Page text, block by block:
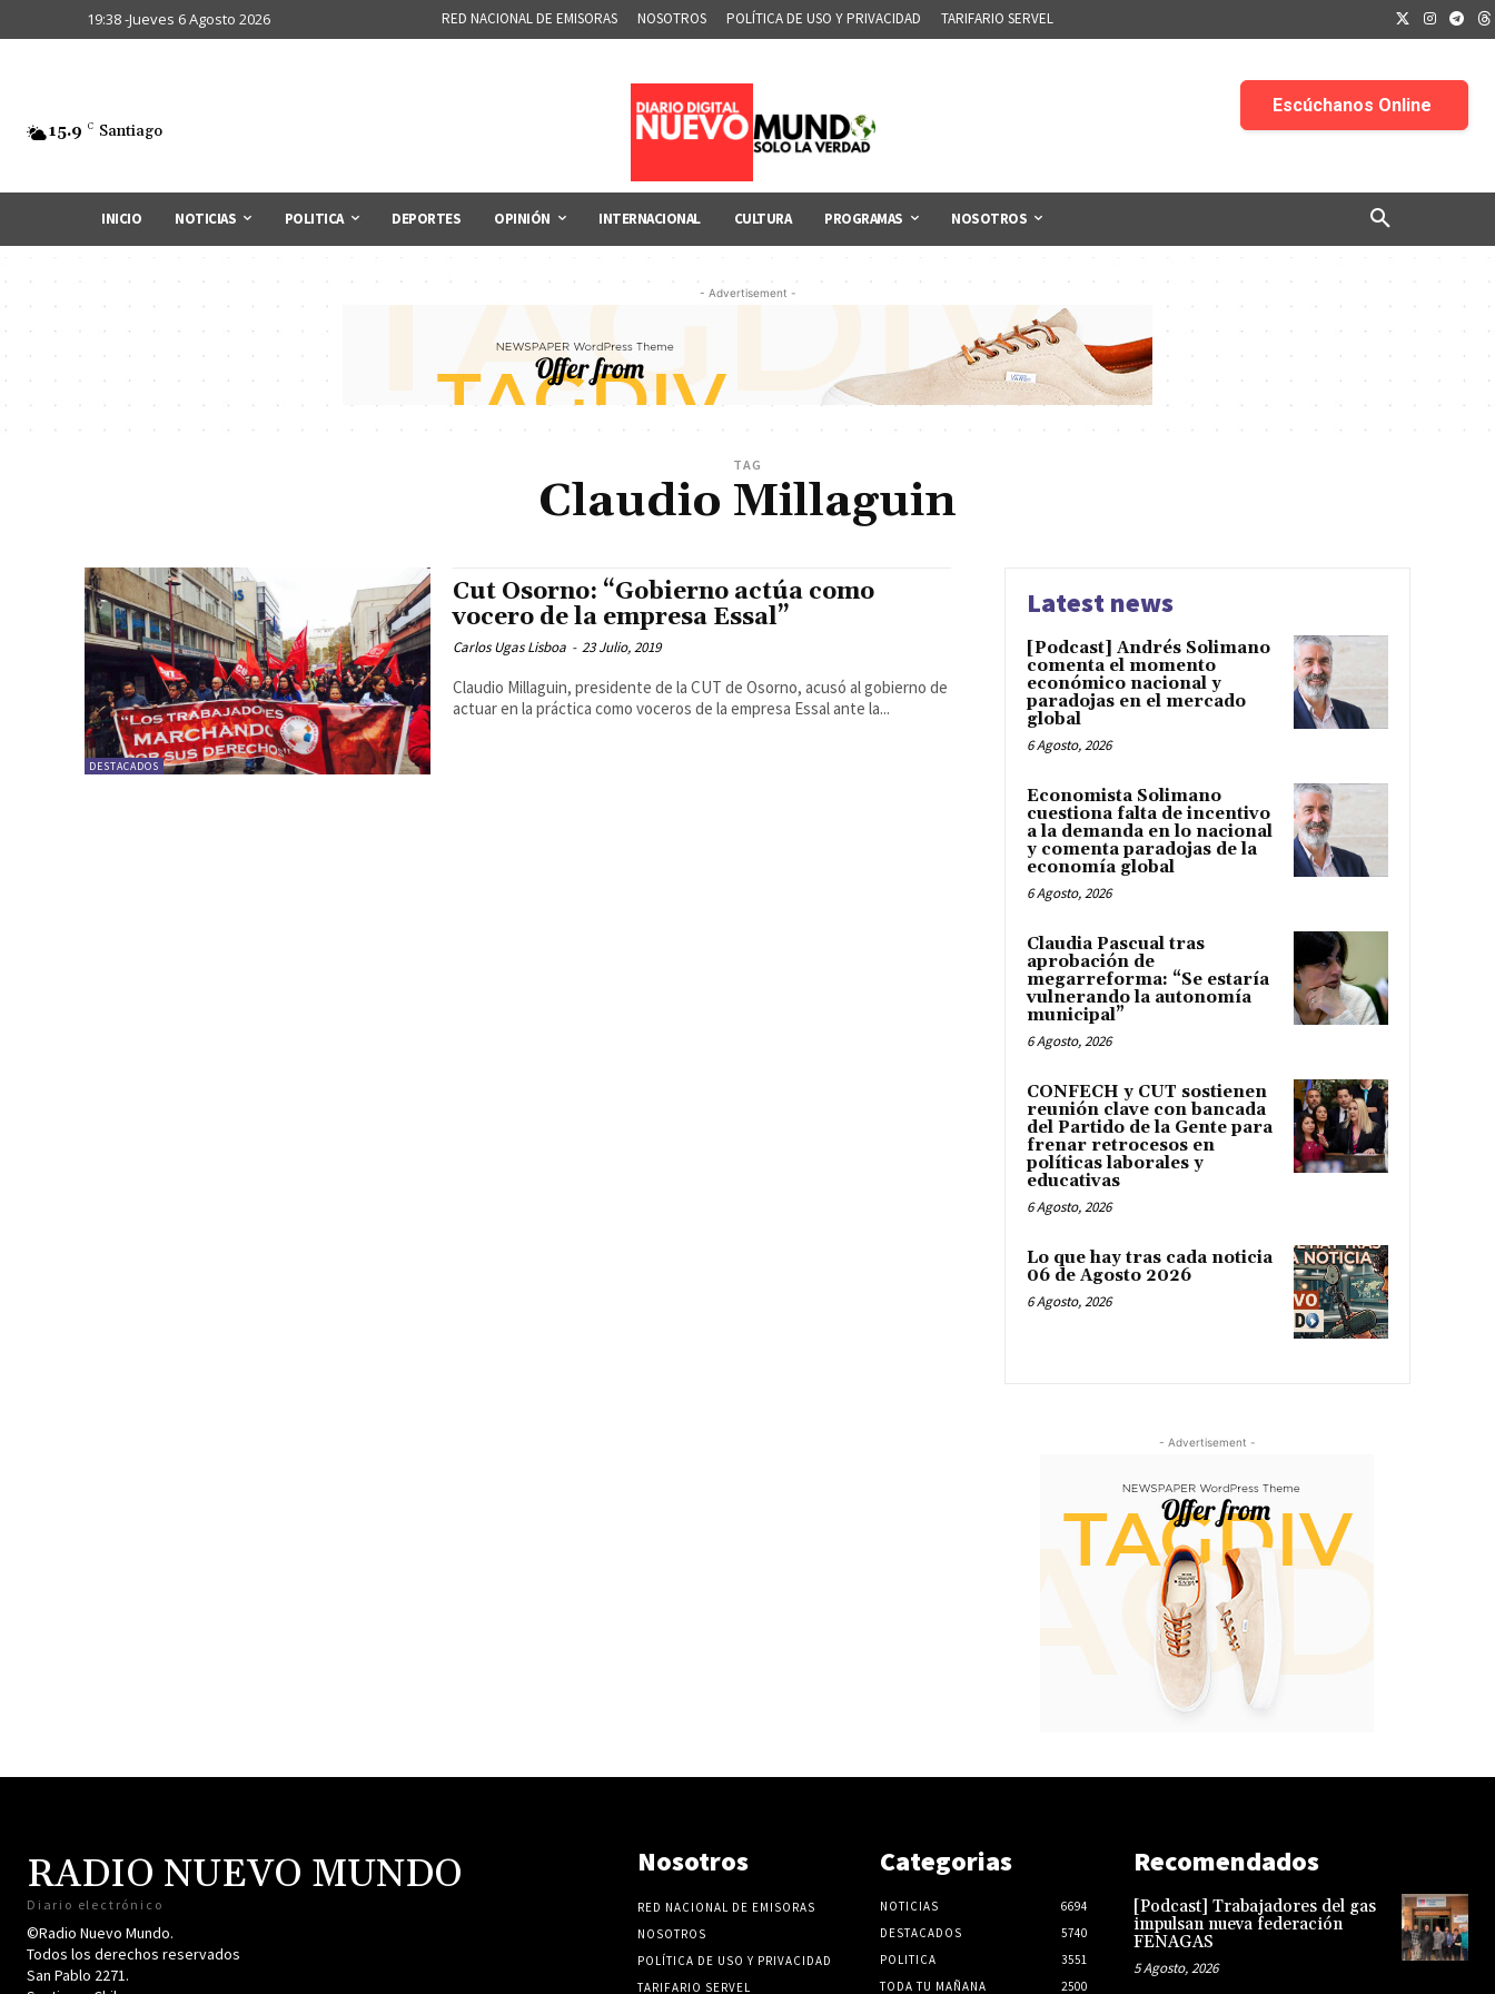
19:38 -Jueves 6 Agosto 2026 RED NACIONAL DE EMISORAS NOSOTROS POLÍTICA DE USO Y PRIVACIDAD TARIFARIO SERVEL
15.9 C Santiago
INICIO NOTICIAS POLITICA DEPORTES OPINIÓN INTERNACIONAL CULTURA PROGRAMAS NOSOTROS
- Advertisement -
TAG
Claudio Millaguin
DESTACADOS
Cut Osorno: “Gobierno actúa como
vocero de la empresa Essal”
Carlos Ugas Lisboa - 23 Julio, 2019
Claudio Millaguin, presidente de la CUT de Osorno, acusó al gobierno de
actuar en la práctica como voceros de la empresa Essal ante la...
Latest news
[Podcast] Andrés Solimano
comenta el momento
económico nacional y
paradojas en el mercado
global
6 Agosto, 2026
Economista Solimano
cuestiona falta de incentivo
a la demanda en lo nacional
y comenta paradojas de la
economía global
6 Agosto, 2026
Claudia Pascual tras
aprobación de
megarreforma: “Se estaría
vulnerando la autonomía
municipal”
6 Agosto, 2026
CONFECH y CUT sostienen
reunión clave con bancada
del Partido de la Gente para
frenar retrocesos en
políticas laborales y
educativas
6 Agosto, 2026
Lo que hay tras cada noticia
06 de Agosto 2026
6 Agosto, 2026
- Advertisement -
RADIO NUEVO MUNDO
Diario electrónico
©Radio Nuevo Mundo.
Todos los derechos reservados
San Pablo 2271.
Nosotros
RED NACIONAL DE EMISORAS
NOSOTROS
POLÍTICA DE USO Y PRIVACIDAD
TARIFARIO SERVEL
Categorias
NOTICIAS
6694
DESTACADOS
5740
POLITICA
3551
TODA TU MAÑANA
2500
Recomendados
[Podcast] Trabajadores del gas
impulsan nueva federación
FENAGAS
5 Agosto, 2026